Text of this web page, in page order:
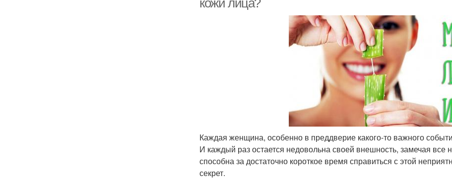
кожи лица?
Каждая женщина, особенно в преддверие какого-то важного
И каждый раз остается недовольна своей внешность, замечая
способна за достаточно короткое время справиться с этой
секрет.